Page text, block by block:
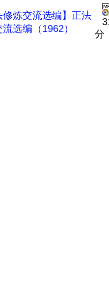
修炼交流选编】正法
选编（1962）
分